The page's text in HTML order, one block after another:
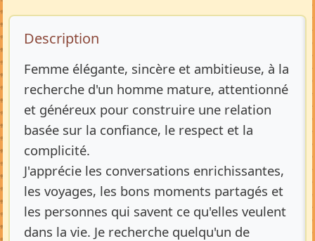
Description de l’annonce
Description
Femme élégante, sincère et ambitieuse, à la
recherche d'un homme mature, attentionné
et généreux pour construire une relation
basée sur la confiance, le respect et la
complicité.
J'apprécie les conversations enrichissantes,
les voyages, les bons moments partagés et
les personnes qui savent ce qu'elles veulent
dans la vie. Je recherche quelqu'un de